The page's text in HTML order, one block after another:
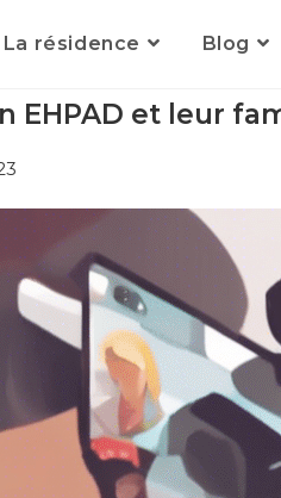
La résidence Blog
et leur